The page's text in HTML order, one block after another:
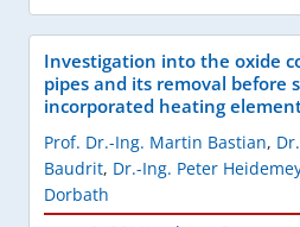
Investigation into the oxide
pipes and its removal before
incorporated heating
Prof. Dr.-Ing. Martin Bastian,
Baudrit, Dr.-Ing. Peter
Dorbath